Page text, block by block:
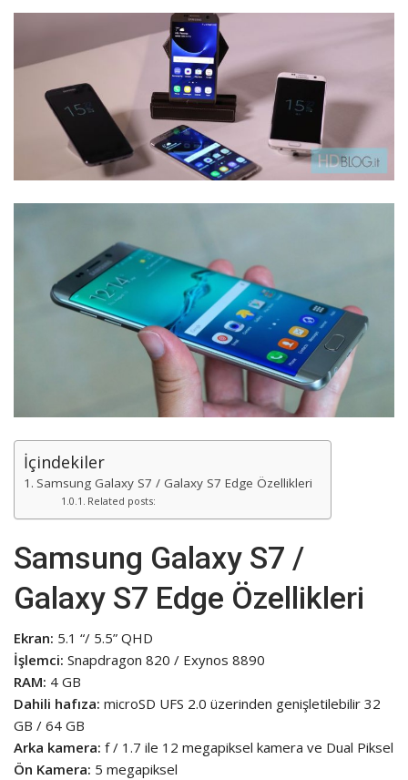
İçindekiler
Samsung Galaxy S7 / Galaxy S7 Edge Özellikleri
Related posts:
Samsung Galaxy S7 /
Galaxy S7 Edge Özellikleri
Ekran: 5.1 “/ 5.5” QHD
İşlemci: Snapdragon 820 / Exynos 8890
RAM: 4 GB
Dahili hafıza: microSD UFS 2.0 üzerinden genişletilebilir 32
GB / 64 GB
Arka kamera: f / 1.7 ile 12 megapiksel kamera ve Dual Piksel
Ön Kamera: 5 megapiksel